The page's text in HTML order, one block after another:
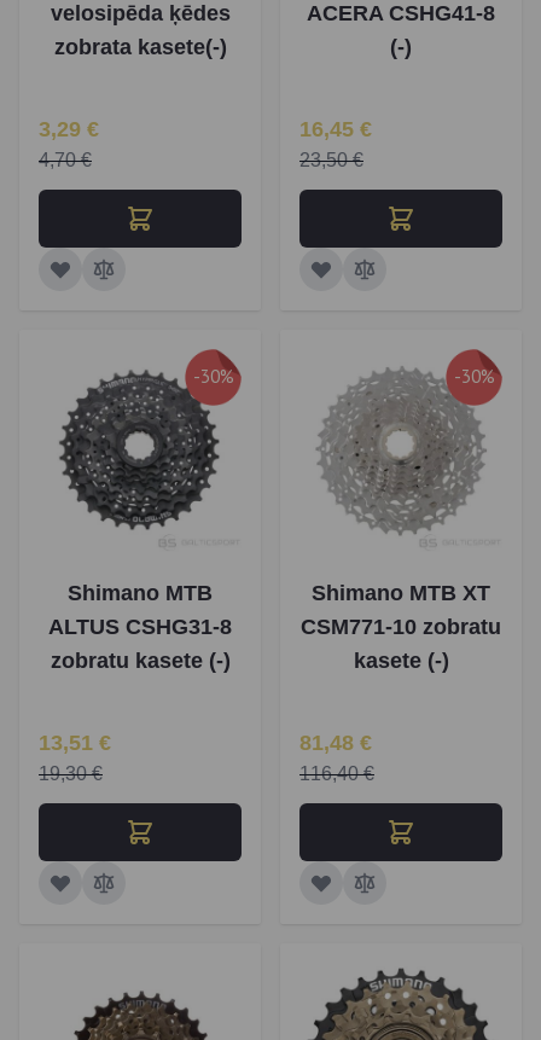
velosipēda ķēdes
zobrata kasete(-)
Īpaša Cena
3,29 €
4,70 €
ACERA CSHG41-8
(-)
Īpaša Cena
16,45 €
23,50 €
-30%
Shimano MTB
ALTUS CSHG31-8
zobratu kasete (-)
Īpaša Cena
13,51 €
19,30 €
-30%
Shimano MTB XT
CSM771-10 zobratu
kasete (-)
Īpaša Cena
81,48 €
116,40 €